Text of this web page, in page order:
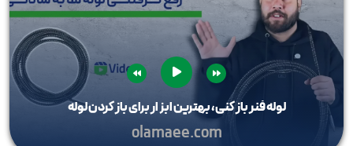
لوله فنر باز کنی، بهترین ابزار برای باز کردن لوله
olamaee.com